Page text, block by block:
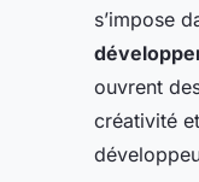
s’impose
ouvrent
créativité